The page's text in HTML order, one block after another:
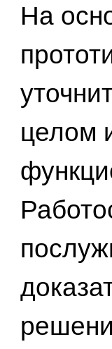
На
целом